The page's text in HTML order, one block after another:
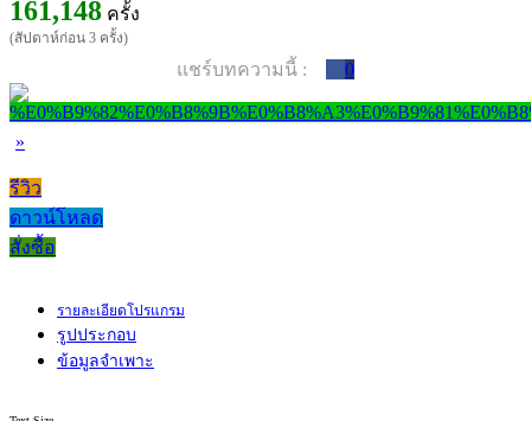
161,148 ครั้ง
(สัปดาห์ก่อน 3 ครั้ง)
แชร์บทความนี้ : 0
»
รีวิว
ดาวน์โหลด
สั่งซื้อ
รายละเอียดโปรแกรม
รูปประกอบ
ข้อมูลจำเพาะ